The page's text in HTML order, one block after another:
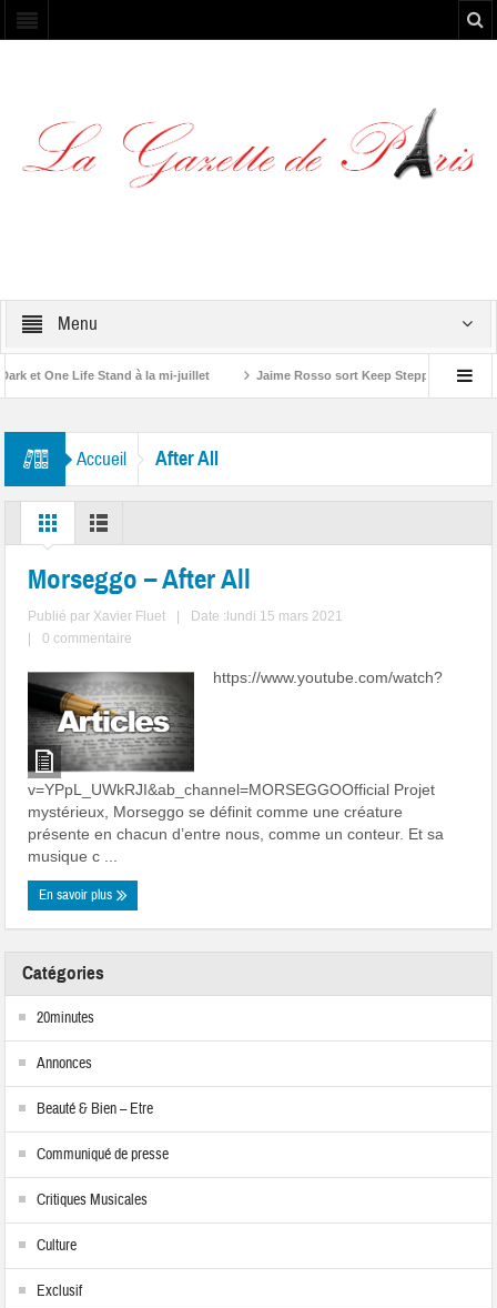
Menu
et One Life Stand à la mi-juillet Jaime Rosso sort Keep Stepping, son
Accueil After All
Morseggo – After All
Publié par Xavier Fluet
Date :lundi 15 mars 2021
0 commentaire
https://www.youtube.com/watch?
v=YPpL_UWkRJI&ab_channel=MORSEGGOOfficial Projet
mystérieux, Morseggo se définit comme une créature
présente en chacun d’entre nous, comme un conteur. Et sa
musique c ...
En savoir plus
Catégories
20minutes
Annonces
Beauté & Bien – Etre
Communiqué de presse
Critiques Musicales
Culture
Exclusif